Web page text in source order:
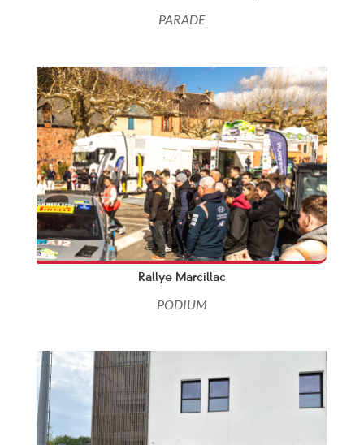
PARADE
Rallye Marcillac
PODIUM